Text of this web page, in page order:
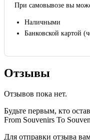
При самовывозе вы
Наличными
Банковской картой
Отзывы
Отзывов пока нет.
Будьте первым, кто
From Souvenirs To
Для отправки отзыва